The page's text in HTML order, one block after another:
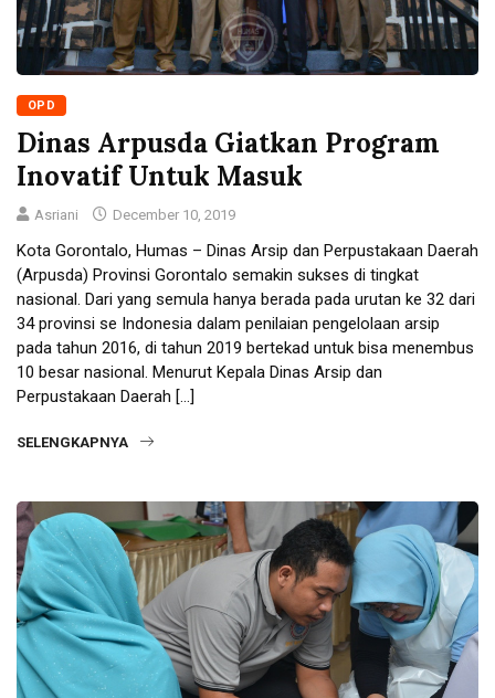
OPD
Dinas Arpusda Giatkan Program
Inovatif Untuk Masuk
Asriani December 10, 2019
Kota Gorontalo, Humas – Dinas Arsip dan Perpustakaan Daerah
(Arpusda) Provinsi Gorontalo semakin sukses di tingkat
nasional. Dari yang semula hanya berada pada urutan ke 32 dari
34 provinsi se Indonesia dalam penilaian pengelolaan arsip
pada tahun 2016, di tahun 2019 bertekad untuk bisa menembus
10 besar nasional. Menurut Kepala Dinas Arsip dan
Perpustakaan Daerah […]
SELENGKAPNYA